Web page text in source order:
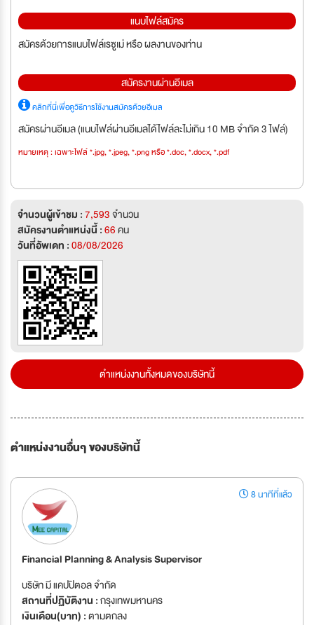
แนบไฟล์สมัคร
สมัครด้วยการแนบไฟล์เรซูเม่ หรือ ผลงานของท่าน
สมัครงานผ่านอีเมล
คลิกที่นี่เพื่อดูวิธีการใช้งานสมัครด้วยอีเมล
สมัครผ่านอีเมล (แนบไฟล์ผ่านอีเมลได้ไฟล์ละไม่เกิน 10 MB จำกัด 3 ไฟล์)
หมายเหตุ : เฉพาะไฟล์ *.jpg, *.jpeg, *.png หรือ *.doc, *.docx, *.pdf
จำนวนผู้เข้าชม :7,593จำนวน
สมัครงานตำแหน่งนี้ :66คน
วันที่อัพเดท :08/08/2026
ตำแหน่งงานทั้งหมดของบริษัทนี้
ตำแหน่งงานอื่นๆ ของบริษัทนี้
8 นาทีที่แล้ว
Financial Planning & Analysis Supervisor
บริษัท มี แคปปิตอล จำกัด
สถานที่ปฏิบัติงาน :กรุงเทพมหานคร
เงินเดือน(บาท) :ตามตกลง